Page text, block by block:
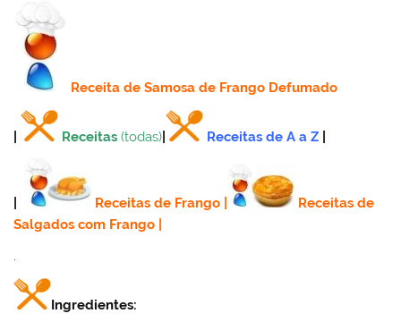
Receitade Samosa de Frango Defumado
Receitas (todas) Receitas de A a Z
Receitas de Frango
Receitas de
Salgados com Frango
.
Ingredientes: